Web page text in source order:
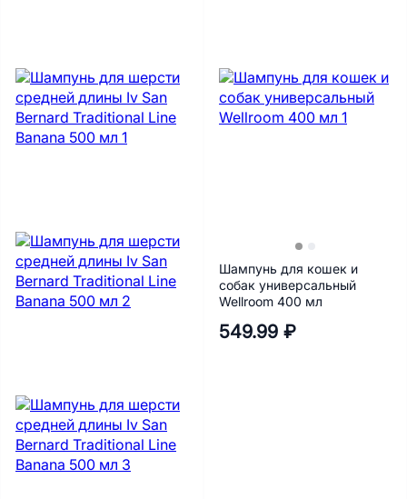
Шампунь для кошек и
собак универсальный
Wellroom 400 мл
549.99 ₽